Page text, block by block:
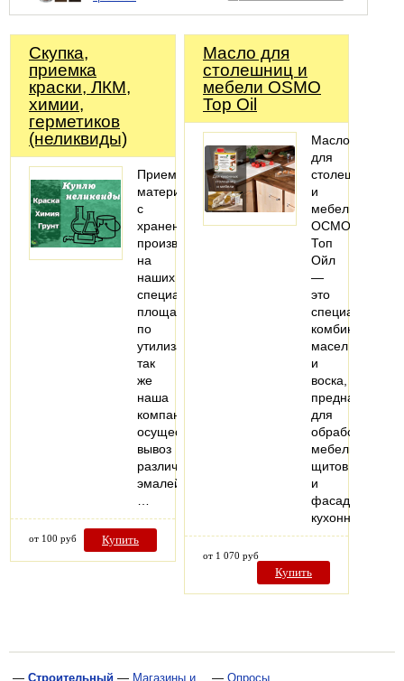
Скупка,
приемка
краски, ЛКМ,
химии,
герметиков
(неликвиды)
Приемка
материалов
с
хранения
производится
на
наших
специализированных
площадках
по
утилизации,
так
же
наша
компания
осуществляет
вывоз
различных
эмалей,
от 100 руб Купить
Масло для
столешниц и
мебели OSMO
Top Oil
Масло
для
столешниц
и
мебели
ОСМО
Топ
Ойл
—
это
специальная
комбинация
масел
и
воска,
для
обработки
мебельных
щитов
и
фасадов,
кухонных…
от 1 070 руб
Купить
— Строительный — Магазины и — Опросы